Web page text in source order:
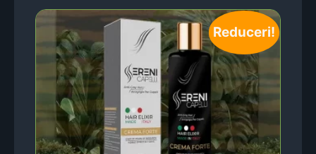
Reduceri!